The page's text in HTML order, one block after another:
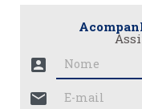
account_box
mail